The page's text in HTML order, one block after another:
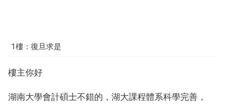
1樓：復旦求是
樓主你好
湖南大學會計碩士不錯的，湖大課程體系科學完善，